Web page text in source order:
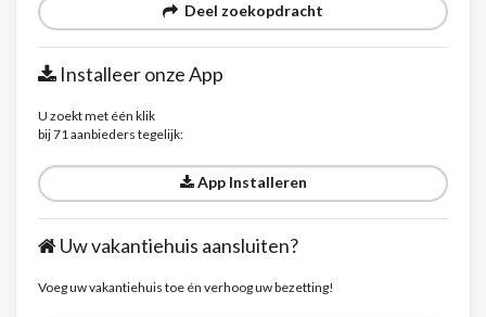
Deel zoekopdracht
Installeer onze App
U zoekt met één klik
bij 71 aanbieders tegelijk:
App Installeren
Uw vakantiehuis aansluiten?
Voeg uw vakantiehuis toe én verhoog uw bezetting!